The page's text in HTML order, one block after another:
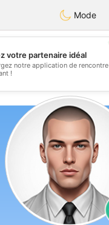
Weshrak
Mode
💕
votre partenaire idéal
notre application de rencontre
!